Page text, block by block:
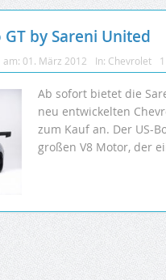
by Sareni United
am: 01. März 2012 In: Chevrolet
Ab sofort bietet die
neu entwickelten
zum Kauf an. Der US-
großen V8 Motor, der